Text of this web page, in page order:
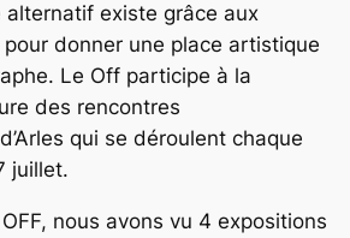
alternatif existe grâce aux
donner une place artistique
Le Off participe à la
des rencontres
qui se déroulent chaque
juillet.
nous avons vu 4 expositions